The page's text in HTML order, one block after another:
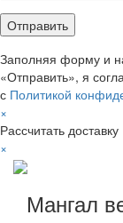
Заполняя форму и
«Отправить», я
с Политикой
×
Рассчитать доставку
×
Мангал